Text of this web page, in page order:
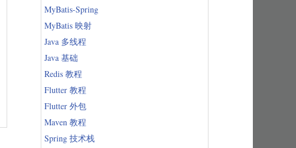
MyBatis-Spring
MyBatis 映射
Java 多线程
Java 基础
Redis 教程
Flutter 教程
Flutter 外包
Maven 教程
Spring 技术栈